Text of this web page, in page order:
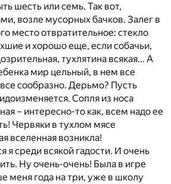
шесть или семь. Так вот,
возле мусорных бачков. Залег в
место отвратительное: стекло
и хорошо еще, если собачьи,
тухлятина всякая… А
мир цельный, в нем все
сообразно. Дерьмо? Пусть
Сопля из носа
– интересно-то как, всем надо ее
Червяки в тухлом мясе
вселенная возникла!
я среди всякой гадости. И очень
Ну очень-очень! Была в игре
меня года на три, уже в школу